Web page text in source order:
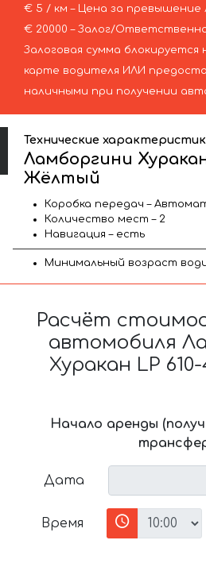
€ 5 / км – Цена за превышение
€ 20000 – Залог/
Залоговая сумма
карте водителя ИЛИ
наличными при получении
Технические
Ламборгини
Жёлтый
Коробка передач –
Количество мест – 2
Навигация – есть
Минимальный возраст
Расчёт
автомобиля
Хуракан LP
Начало аренды
Дата
Время